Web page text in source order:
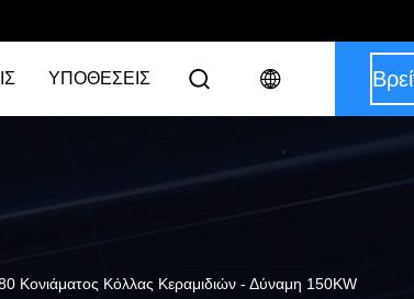
ΥΠΟΘΈΣΕΙΣ
Κονιάματος Κόλλας Κεραμιδιών - Δύναμη 150KW